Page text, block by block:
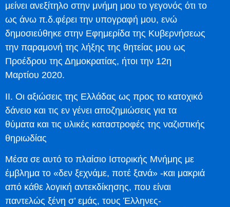
μείνει ανεξίτηλο στην μνήμη μου το γεγονός ότι το
ως άνω π.δ.φέρει την υπογραφή μου, ενώ
δημοσιεύθηκε στην Εφημερίδα της Κυβερνήσεως
την παραμονή της λήξης της θητείας μου ως
Προέδρου της Δημοκρατίας, ήτοι την 12η
Μαρτίου 2020.
ΙΙ. Οι αξιώσεις της Ελλάδας ως προς το κατοχικό
δάνειο και τις εν γένει αποζημιώσεις για τα
θύματα και τις υλικές καταστροφές της ναζιστικής
θηριωδίας
Μέσα σε αυτό το πλαίσιο Ιστορικής Μνήμης με
έμβλημα το «δεν ξεχνάμε, ποτέ ξανά» -και μακριά
από κάθε λογική αντεκδίκησης, που είναι
παντελώς ξένη σ’ εμάς, τους Έλληνες-